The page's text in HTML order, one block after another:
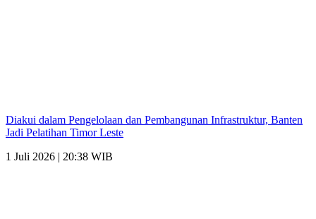
Diakui dalam Pengelolaan dan Pembangunan Infrastruktur, Banten
Jadi Pelatihan Timor Leste
1 Juli 2026 | 20:38 WIB